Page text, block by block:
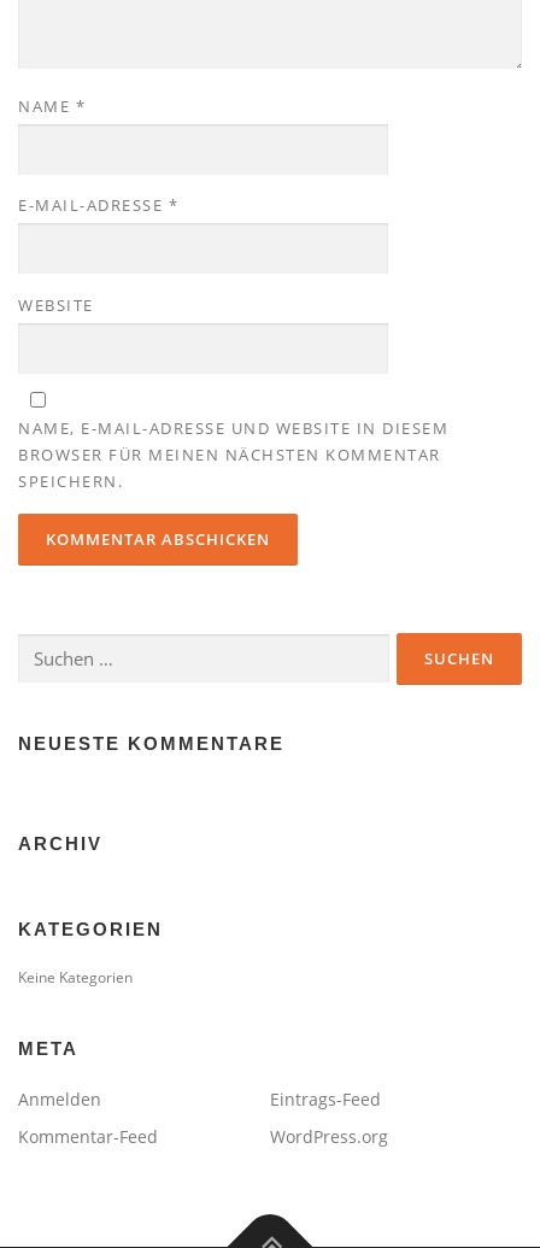
NAME *
E-MAIL-ADRESSE *
WEBSITE
NAME, E-MAIL-ADRESSE UND WEBSITE IN DIESEM
BROWSER FÜR MEINEN NÄCHSTEN KOMMENTAR
SPEICHERN.
nach:
NEUESTE KOMMENTARE
ARCHIV
KATEGORIEN
Keine Kategorien
META
Anmelden
Eintrags-Feed
Kommentar-Feed
WordPress.org